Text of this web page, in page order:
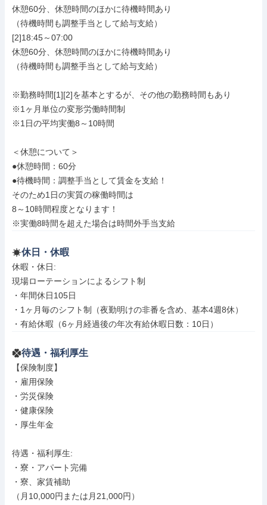
休憩60分、休憩時間のほかに待機時間あり
（待機時間も調整手当として給与支給）
[2]18:45～07:00
休憩60分、休憩時間のほかに待機時間あり
（待機時間も調整手当として給与支給）
※勤務時間[1][2]を基本とするが、その他の勤務時間もあり
※1ヶ月単位の変形労働時間制
※1日の平均実働8～10時間
＜休憩について＞
●休憩時間：60分
●待機時間：調整手当として賃金を支給！
そのため1日の実質の稼働時間は
8～10時間程度となります！
※実働8時間を超えた場合は時間外手当支給
休日・休暇
休暇・休日:
現場ローテーションによるシフト制
・年間休日105日
・1ヶ月毎のシフト制（夜勤明けの非番を含め、基本4週8休）
・有給休暇（6ヶ月経過後の年次有給休暇日数：10日）
待遇・福利厚生
【保険制度】
・雇用保険
・労災保険
・健康保険
・厚生年金
待遇・福利厚生:
・寮・アパート完備
・寮、家賃補助
（月10,000円または月21,000円）